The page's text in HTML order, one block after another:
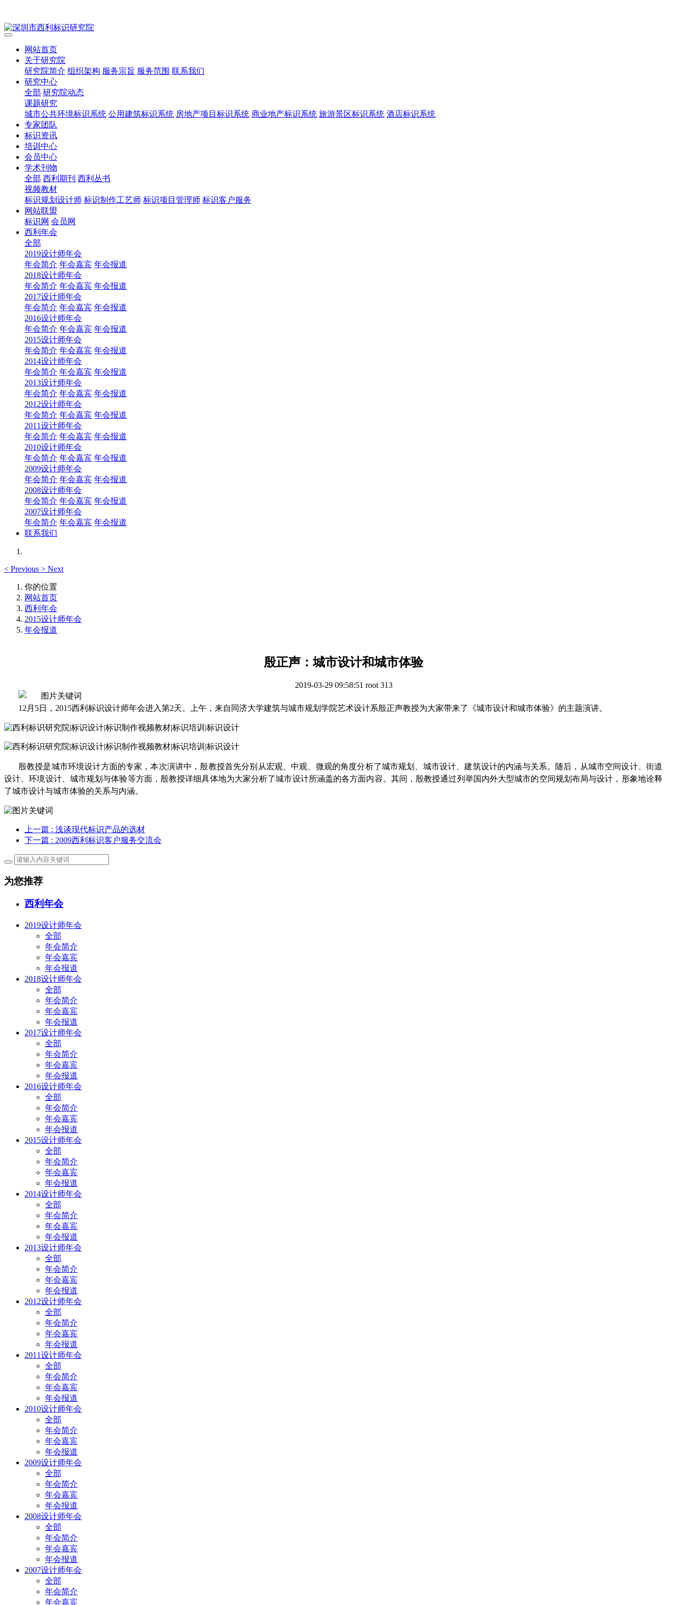
网站首页
关于研究院
研究院简介 组织架构 服务宗旨 服务范围 联系我们
研究中心
全部 研究院动态
课题研究
城市公共环境标识系统 公用建筑标识系统 房地产项目标识系统 商业地产标识系统 旅游景区标识系统 酒店标识系统
专家团队
标识资讯
培训中心
会员中心
学术刊物
全部 西利期刊 西利丛书
视频教材
标识规划设计师 标识制作工艺师 标识项目管理师 标识客户服务
网站联盟
标识网 会员网
西利年会
全部
2019设计师年会
年会简介 年会嘉宾 年会报道
2018设计师年会
年会简介 年会嘉宾 年会报道
2017设计师年会
年会简介 年会嘉宾 年会报道
2016设计师年会
年会简介 年会嘉宾 年会报道
2015设计师年会
年会简介 年会嘉宾 年会报道
2014设计师年会
年会简介 年会嘉宾 年会报道
2013设计师年会
年会简介 年会嘉宾 年会报道
2012设计师年会
年会简介 年会嘉宾 年会报道
2011设计师年会
年会简介 年会嘉宾 年会报道
2010设计师年会
年会简介 年会嘉宾 年会报道
2009设计师年会
年会简介 年会嘉宾 年会报道
2008设计师年会
年会简介 年会嘉宾 年会报道
2007设计师年会
年会简介 年会嘉宾 年会报道
联系我们
< Previous > Next
你的位置
网站首页
西利年会
2015设计师年会
年会报道
殷正声：城市设计和城市体验
2019-03-29 09:58:51 root 313
12月5日，2015西利标识设计师年会进入第2天。上午，来自同济大学建筑与城市规划学院艺术设计系殷正声教授为大家带来了《城市设计和城市体验》的主题演讲。
殷教授是城市环境设计方面的专家，本次演讲中，殷教授首先分别从宏观、中观、微观的角度分析了城市规划、城市设计、建筑设计的内涵与关系。随后，从城市空间设计、街道
设计、环境设计、城市规划与体验等方面，殷教授详细具体地为大家分析了城市设计所涵盖的各方面内容。其间，殷教授通过列举国内外大型城市的空间规划布局与设计，形象地诠释
了城市设计与城市体验的关系与内涵。
上一篇 : 浅谈现代标识产品的选材
下一篇 : 2009西利标识客户服务交流会
为您推荐
西利年会
2019设计师年会
全部
年会简介
年会嘉宾
年会报道
2018设计师年会
全部
年会简介
年会嘉宾
年会报道
2017设计师年会
全部
年会简介
年会嘉宾
年会报道
2016设计师年会
全部
年会简介
年会嘉宾
年会报道
2015设计师年会
全部
年会简介
年会嘉宾
年会报道
2014设计师年会
全部
年会简介
年会嘉宾
年会报道
2013设计师年会
全部
年会简介
年会嘉宾
年会报道
2012设计师年会
全部
年会简介
年会嘉宾
年会报道
2011设计师年会
全部
年会简介
年会嘉宾
年会报道
2010设计师年会
全部
年会简介
年会嘉宾
年会报道
2009设计师年会
全部
年会简介
年会嘉宾
年会报道
2008设计师年会
全部
年会简介
年会嘉宾
年会报道
2007设计师年会
全部
年会简介
年会嘉宾